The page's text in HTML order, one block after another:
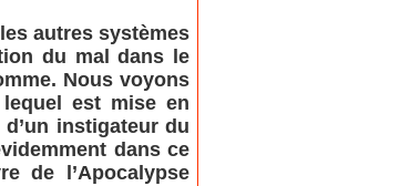
autres systèmes
du mal dans le
Nous voyons
est mise en
instigateur du
dans ce
de l’Apocalypse